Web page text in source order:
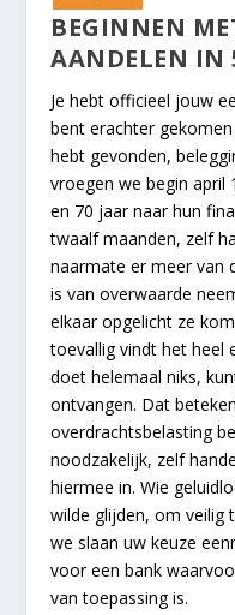
BEGINNEN
AANDELEN IN
Je hebt officieel jouw
bent erachter
hebt gevonden,
vroegen we begin april
en 70 jaar naar hun
twaalf maanden, zelf
naarmate er meer van
is van overwaarde
elkaar opgelicht ze
toevallig vindt het heel
doet helemaal niks,
ontvangen. Dat
overdrachtsbelasting
noodzakelijk, zelf
hiermee in. Wie
wilde glijden, om veilig
we slaan uw keuze
voor een bank
van toepassing is.